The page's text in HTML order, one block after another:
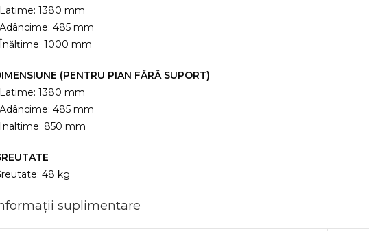
Latime: 1380 mm
Adâncime: 485 mm
Înălțime: 1000 mm
(PENTRU PIAN FĂRĂ SUPORT)
Latime: 1380 mm
Adâncime: 485 mm
Inaltime: 850 mm
48 kg
suplimentare